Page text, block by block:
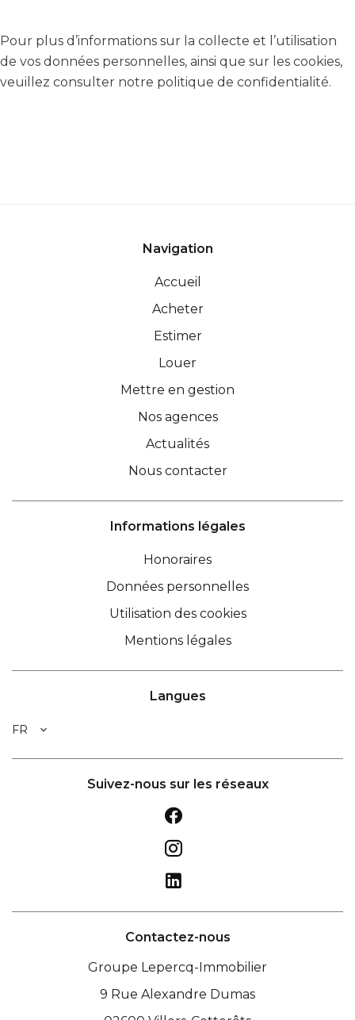
Pour plus d’informations sur la collecte et l’utilisation
de vos données personnelles, ainsi que sur les cookies,
veuillez consulter notre politique de confidentialité.
Navigation
Accueil
Acheter
Estimer
Louer
Mettre en gestion
Nos agences
Actualités
Nous contacter
Informations légales
Honoraires
Données personnelles
Utilisation des cookies
Mentions légales
Langues
FR
Suivez-nous sur les réseaux
Contactez-nous
Groupe Lepercq-Immobilier
9 Rue Alexandre Dumas